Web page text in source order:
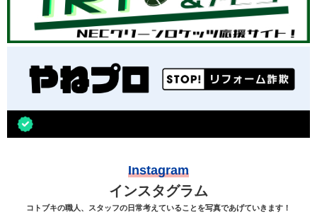
Instagram
インスタグラム
コトブキの職人、スタッフの日常考えていることを写真であげていきます！